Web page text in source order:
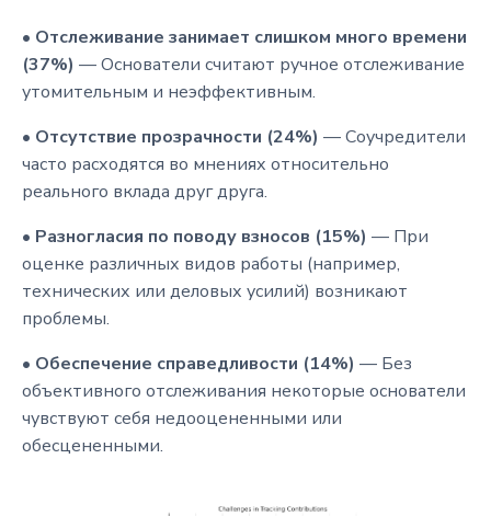
• Отслеживание занимает слишком много времени
(37%) — Основатели считают ручное отслеживание
утомительным и неэффективным.
• Отсутствие прозрачности (24%) — Соучредители
часто расходятся во мнениях относительно
реального вклада друг друга.
• Разногласия по поводу взносов (15%) — При
оценке различных видов работы (например,
технических или деловых усилий) возникают
проблемы.
• Обеспечение справедливости (14%) — Без
объективного отслеживания некоторые основатели
чувствуют себя недооцененными или
обесцененными.